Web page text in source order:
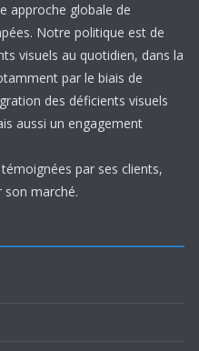
approche globale de
Notre politique est de
visuels au quotidien, dans la
par le biais de
des déficients visuels
aussi un engagement
par ses clients,
son marché.